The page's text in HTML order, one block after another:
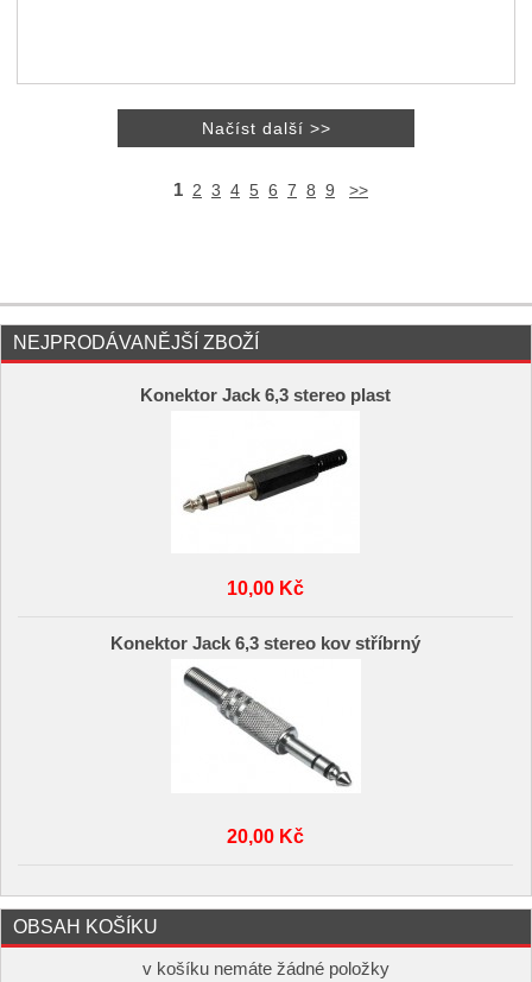
1 2 3 4 5 6 7 8 9 >>
NEJPRODÁVANĚJŠÍ ZBOŽÍ
Konektor Jack 6,3 stereo plast
10,00 Kč
Konektor Jack 6,3 stereo kov stříbrný
20,00 Kč
OBSAH KOŠÍKU
v košíku nemáte žádné položky